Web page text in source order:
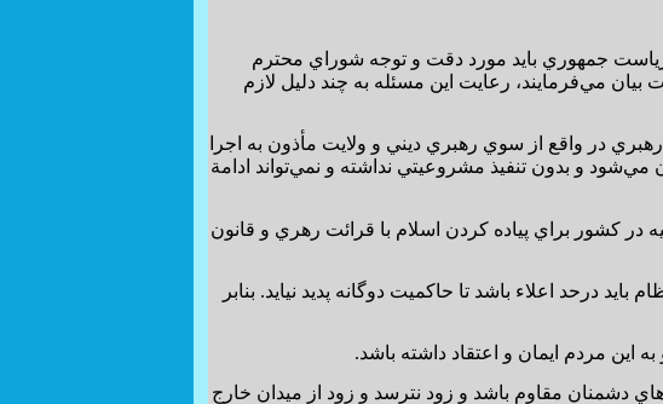
جمهوري بايد مورد دقت و توجه شوراي محترم
مي‌فرمايند، رعايت اين مسئله به چند دليل لازم
در واقع از سوي رهبري ديني و ولايت مأذون به اجرا
و بدون تنفيذ مشروعيتي نداشته و نمي‌تواند ادامة
در كشور براي پياده كردن اسلام با قرائت رهري و قانون
درحد اعلاء باشد تا حاكميت دوگانه پديد نيايد. بنابر
اين مردم ايمان و اعتقاد داشته باشد.
دشمنان مقاوم باشد و زود نترسد و زود از ميدان خارج